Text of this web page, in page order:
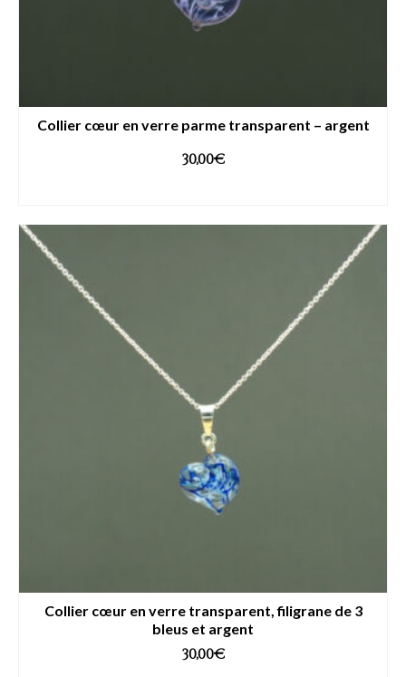
Collier cœur en verre parme transparent – argent
30,00€
Collier cœur en verre transparent, filigrane de 3
bleus et argent
30,00€